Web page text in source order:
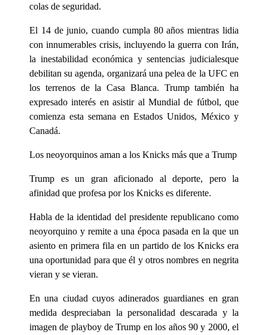
colas de seguridad.
El 14 de junio, cuando cumpla 80 años mientras lidia
con innumerables crisis, incluyendo la guerra con Irán,
la inestabilidad económica y sentencias judicialesque
debilitan su agenda, organizará una pelea de la UFC en
los terrenos de la Casa Blanca. Trump también ha
expresado interés en asistir al Mundial de fútbol, que
comienza esta semana en Estados Unidos, México y
Canadá.
Los neoyorquinos aman a los Knicks más que a Trump
Trump es un gran aficionado al deporte, pero la
afinidad que profesa por los Knicks es diferente.
Habla de la identidad del presidente republicano como
neoyorquino y remite a una época pasada en la que un
asiento en primera fila en un partido de los Knicks era
una oportunidad para que él y otros nombres en negrita
vieran y se vieran.
En una ciudad cuyos adinerados guardianes en gran
medida despreciaban la personalidad descarada y la
imagen de playboy de Trump en los años 90 y 2000, el